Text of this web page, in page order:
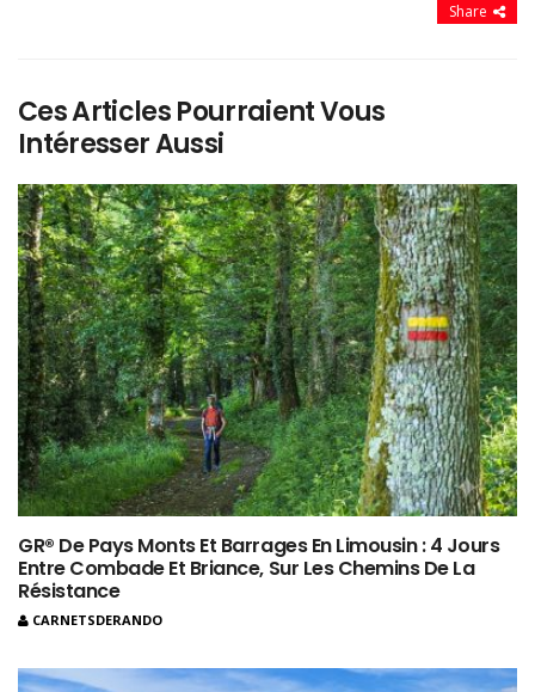
Share
Ces Articles Pourraient Vous
Intéresser Aussi
GR® De Pays Monts Et Barrages En Limousin : 4 Jours
Entre Combade Et Briance, Sur Les Chemins De La
Résistance
CARNETSDERANDO